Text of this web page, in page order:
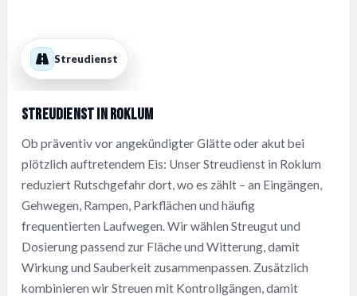
Streudienst
Streudienst in Roklum
Ob präventiv vor angekündigter Glätte oder akut bei
plötzlich auftretendem Eis: Unser Streudienst in Roklum
reduziert Rutschgefahr dort, wo es zählt – an Eingängen,
Gehwegen, Rampen, Parkflächen und häufig
frequentierten Laufwegen. Wir wählen Streugut und
Dosierung passend zur Fläche und Witterung, damit
Wirkung und Sauberkeit zusammenpassen. Zusätzlich
kombinieren wir Streuen mit Kontrollgängen, damit